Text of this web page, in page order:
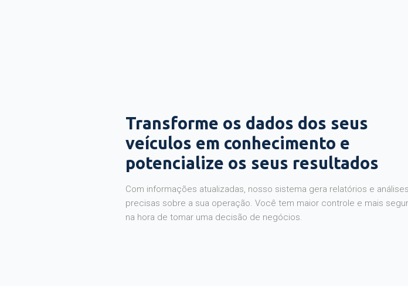
Transforme os dados dos seus
veículos em conhecimento e
potencialize os seus resultados
Com informações atualizadas, nosso sistema gera relatórios e análises
precisas sobre a sua operação. Você tem maior controle e mais
na hora de tomar uma decisão de negócios.